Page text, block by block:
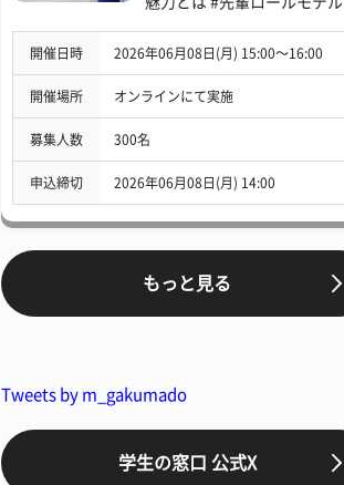
開催日時 2026年06月08日(月) 15:00〜16:00
開催場所 オンラインにて実施
募集人数 300名
申込締切 2026年06月08日(月) 14:00
もっと見る
Tweets by m_gakumado
学生の窓口 公式X